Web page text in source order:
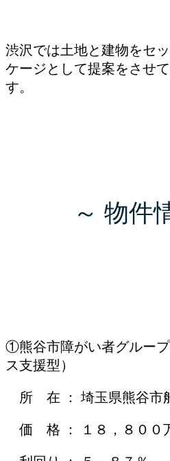
渋沢では土地と建物をセ
ケージとして提案をさせ
す。
～ 物件
①熊谷市障がい者グルー
ス支援型）
所 在 ： 埼玉県熊谷市
価 格 ： １８，８００